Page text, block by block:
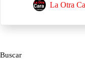
La Otra
Buscar